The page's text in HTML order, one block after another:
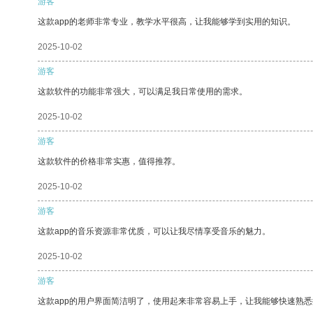
这款app的老师非常专业，教学水平很高，让我能够学到实用的知识。
2025-10-02
游客
这款软件的功能非常强大，可以满足我日常使用的需求。
2025-10-02
游客
这款软件的价格非常实惠，值得推荐。
2025-10-02
游客
这款app的音乐资源非常优质，可以让我尽情享受音乐的魅力。
2025-10-02
游客
这款app的用户界面简洁明了，使用起来非常容易上手，让我能够快速熟